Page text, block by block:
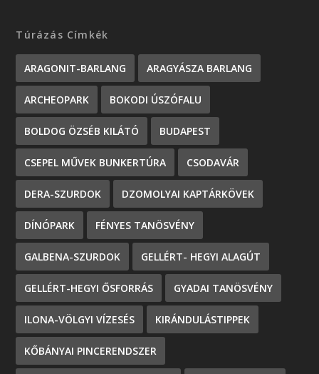
Túrázás Címkék
ARAGONIT-BARLANG ARAGYÁSZA BARLANG
ARCHEOPARK BOKODI ÚSZÓFALU
BOLDOG ÖZSÉB KILÁTÓ BUDAPEST
CSEPEL MŰVEK BUNKERTÚRA CSODAVÁR
DERA-SZURDOK DZOMOLYAI KAPTÁRKÖVEK
DÍNÓPARK FÉNYES TANÖSVÉNY
GALBENA-SZURDOK GELLÉRT- HEGYI ALAGÚT
GELLÉRT-HEGYI ŐSFORRÁS GYADAI TANÖSVÉNY
ILONA-VÖLGYI VÍZESÉS KIRÁNDULÁSTIPPEK
KŐBÁNYAI PINCERENDSZER